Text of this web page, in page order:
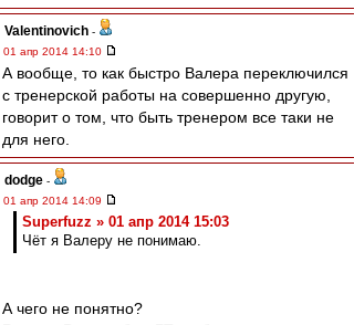
Valentinovich -
01 апр 2014 14:10
А вообще, то как быстро Валера переключился
с тренерской работы на совершенно другую,
говорит о том, что быть тренером все таки не
для него.
dodge -
01 апр 2014 14:09
Superfuzz » 01 апр 2014 15:03
Чёт я Валеру не понимаю.
А чего не понятно?